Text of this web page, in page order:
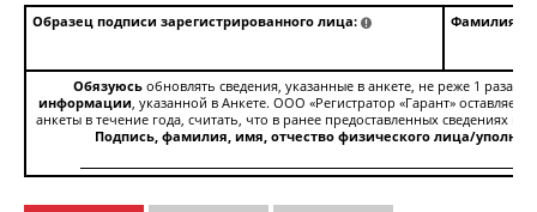
Образец подписи зарегистрированного лица:
Фамилия,
Обязуюсь обновлять сведения, указанные в анкете, не реже 1 раза в
информации, указанной в Анкете. ООО «Регистратор «Гарант» оставляет
анкеты в течение года, считать, что в ранее предоставленных сведениях и
Подпись, фамилия, имя, отчество физического лица/